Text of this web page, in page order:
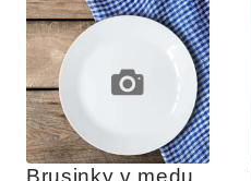
Brusinky v medu